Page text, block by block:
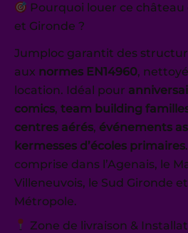
Pourquoi louer ce
et Gironde ?
Jumploc garantit des
aux normes EN14960,
location. Idéal pour
comics, team building
centres aérés, événements
kermesses d’écoles primaires
comprise dans l’Agenais, le
Villeneuvois, le Sud Gironde
Métropole.
Zone de livraison &